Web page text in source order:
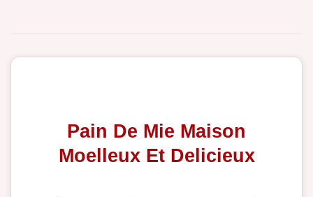
Pain De Mie Maison
Moelleux Et Delicieux